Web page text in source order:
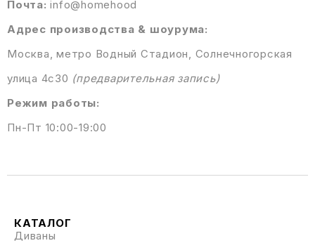
Почта: info@homehood
Адрес производства & шоурума:
Москва, метро Водный Стадион, Солнечногорская
улица 4с30 (предварительная запись)
Режим работы:
Пн-Пт 10:00-19:00
КАТАЛОГ
Диваны